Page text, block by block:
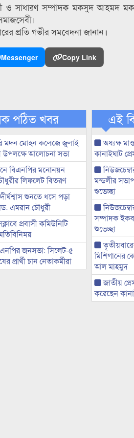
ও সাধারণ সম্পাদক মকসুদ আহমদ
প্রতি গভীর সমবেদনা জানান।
Messenger Copy Link
পঠিত খবর
মদন মোহন কলেজে জুলাই
উপলক্ষে আলোচনা সভা
বিএনপির মনোনয়ন
লিফলেট বিতরণ
শুনতে ধসে পড়া
এমরান চৌধুরী
প্রবাসী কমিউনিটি
জনসভা: সিলেট-৫
প্রার্থী চান নেতাকর্মীরা
এই
অধ্যক্ষ
কানাইঘাট
মন্ডলীর
শুভেচ্ছা
সম্পাদক
শুভেচ্ছা
মিশিগানের
আল মাহমুদ
জাতীয়
করেছেন